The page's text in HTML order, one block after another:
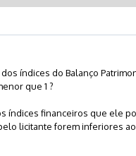
índices do Balanço
que 1 ?
índices financeiros que ele
licitante forem inferiores